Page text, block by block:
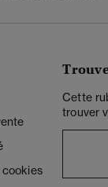
Cette
trouver